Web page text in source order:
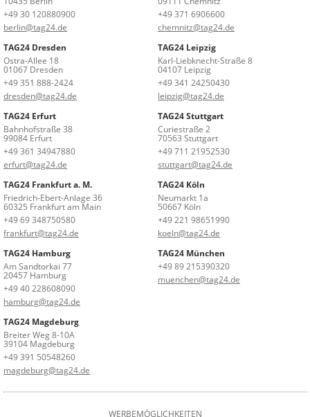
+49 30 120880900
berlin@tag24.de
+49 371 6906600
chemnitz@tag24.de
TAG24 Dresden
Ostra-Allee 18
01067 Dresden
+49 351 888-2424
dresden@tag24.de
TAG24 Leipzig
Karl-Liebknecht-Straße 8
04107 Leipzig
+49 341 24250430
leipzig@tag24.de
TAG24 Erfurt
Bahnhofstraße 38
99084 Erfurt
+49 361 34947880
erfurt@tag24.de
TAG24 Stuttgart
Curiestraße 2
70563 Stuttgart
+49 711 21952530
stuttgart@tag24.de
TAG24 Frankfurt a. M.
Friedrich-Ebert-Anlage 36
60325 Frankfurt am Main
+49 69 348750580
frankfurt@tag24.de
TAG24 Köln
Neumarkt 1a
50667 Köln
+49 221 98651990
koeln@tag24.de
TAG24 Hamburg
Am Sandtorkai 77
20457 Hamburg
+49 40 228608090
hamburg@tag24.de
TAG24 München
+49 89 215390320
muenchen@tag24.de
TAG24 Magdeburg
Breiter Weg 8-10A
39104 Magdeburg
+49 391 50548260
magdeburg@tag24.de
WERBEMÖGLICHKEITEN